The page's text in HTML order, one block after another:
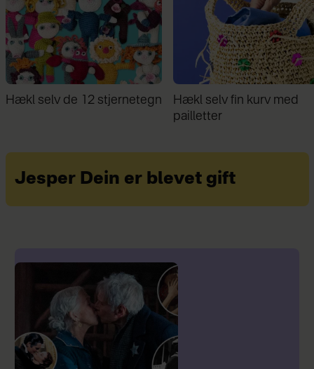
Hækl selv fin kurv med
Familie bor på 30 kvm:
giver stor frihed ikke at
Jesper Dein er blevet gift